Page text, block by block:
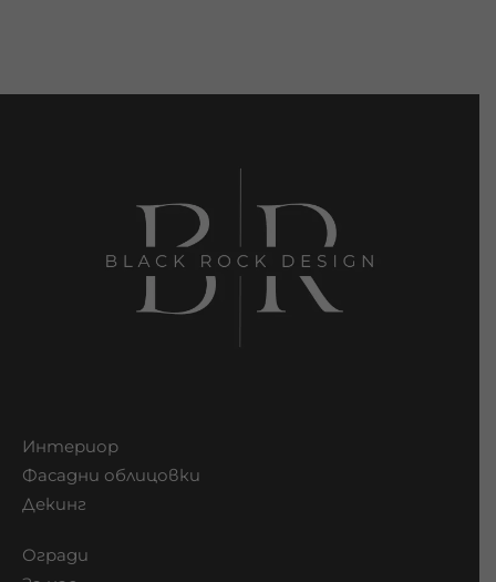
Интериор
Фасадни облицовки
Декинг
Огради